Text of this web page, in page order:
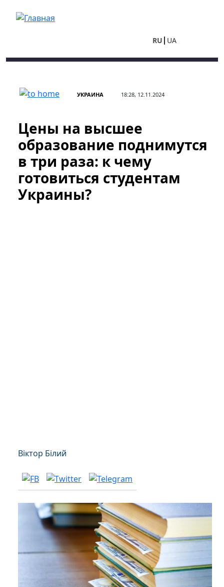
RU UA
УКРАИНА 18:28, 12.11.2024
Цены на высшее
образование поднимутся
в три раза: к чему
готовиться студентам
Украины?
Віктор Білий